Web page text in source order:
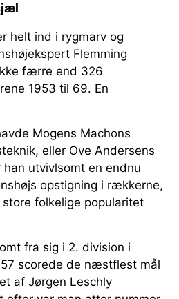
helt ind i rygmarv og
Flemming
færre end 326
1953 til 69. En
Mogens Machons
eller Ove Andersens
utvivlsomt en endnu
opstigning i rækkerne,
folkelige popularitet
fra sig i 2. division i
scorede de næstflest mål
af Jørgen Leschly